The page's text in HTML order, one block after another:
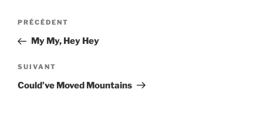
Navigation
l’article
Article
précédent
PRÉCÉDENT
My My, Hey Hey
Article
suivant
SUIVANT
Could’ve Moved Mountains